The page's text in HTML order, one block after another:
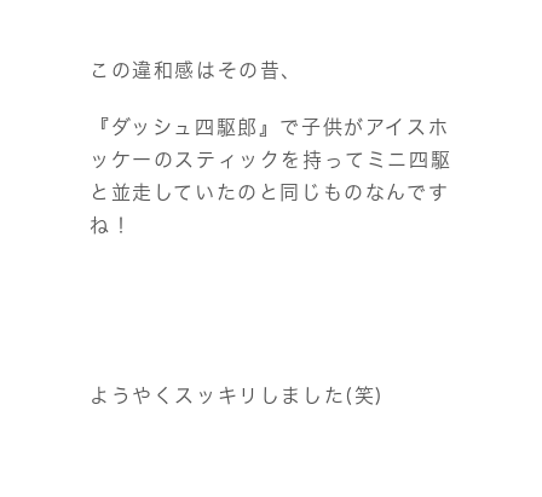
この違和感はその昔、
『ダッシュ四駆郎』で子供がアイスホ
ッケーのスティックを持ってミニ四駆
と並走していたのと同じものなんです
ね！
ようやくスッキリしました(笑)